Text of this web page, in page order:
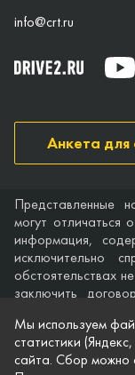
info@crt.ru
Анкета для
Представленные
могут отличаться
информация,
исключительно
обстоятельствах
заключить
точности и
поводу
Технические
Мы используем
статистики
сайта. Сбор можно